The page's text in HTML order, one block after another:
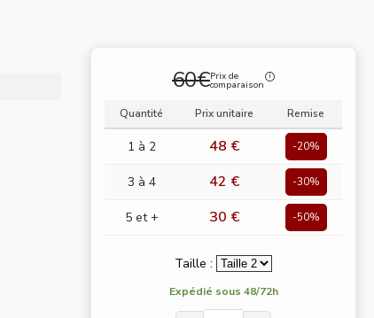
60€Prix de
comparaison
Quantité Prix unitaire Remise
1 à 2 48 € -20%
3 à 4 42 € -30%
5 et + 30 € -50%
Taille :
Expédié sous 48/72h